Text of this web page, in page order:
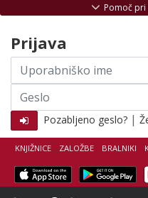
KNJIŽNICE ZALOŽBE BRALNIKI
Pomoč
Prijava
Uporabniško
ime
Geslo
Pozabljeno geslo? |